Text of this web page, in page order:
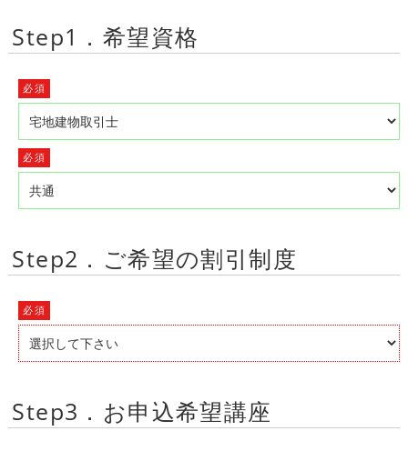
Step1．希望資格
必須
必須
Step2．ご希望の割引制度
必須
Step3．お申込希望講座